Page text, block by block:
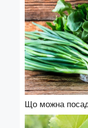
Що можна